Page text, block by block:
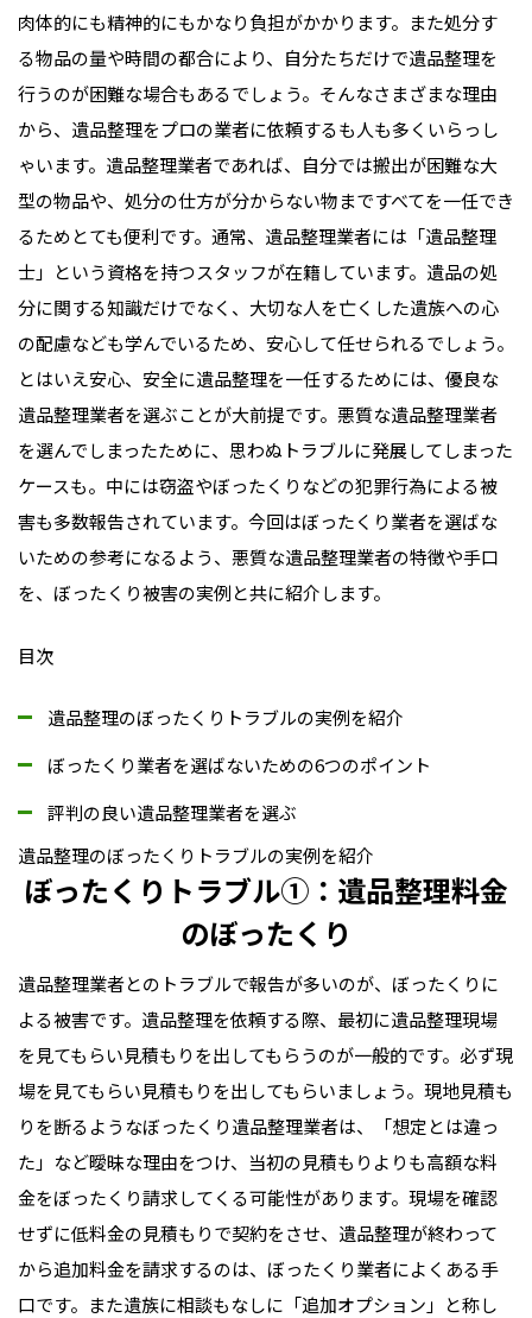
肉体的にも精神的にもかなり負担がかかります。また処分す
る物品の量や時間の都合により、自分たちだけで遺品整理を
行うのが困難な場合もあるでしょう。そんなさまざまな理由
から、遺品整理をプロの業者に依頼するも人も多くいらっし
ゃいます。遺品整理業者であれば、自分では搬出が困難な大
型の物品や、処分の仕方が分からない物まですべてを一任でき
るためとても便利です。通常、遺品整理業者には「遺品整理
士」という資格を持つスタッフが在籍しています。遺品の処
分に関する知識だけでなく、大切な人を亡くした遺族への心
の配慮なども学んでいるため、安心して任せられるでしょう。
とはいえ安心、安全に遺品整理を一任するためには、優良な
遺品整理業者を選ぶことが大前提です。悪質な遺品整理業者
を選んでしまったために、思わぬトラブルに発展してしまった
ケースも。中には窃盗やぼったくりなどの犯罪行為による被
害も多数報告されています。今回はぼったくり業者を選ばな
いための参考になるよう、悪質な遺品整理業者の特徴や手口
を、ぼったくり被害の実例と共に紹介します。
目次
遺品整理のぼったくりトラブルの実例を紹介
ぼったくり業者を選ばないための6つのポイント
評判の良い遺品整理業者を選ぶ
遺品整理のぼったくりトラブルの実例を紹介
ぼったくりトラブル①：遺品整理料金
のぼったくり
遺品整理業者とのトラブルで報告が多いのが、ぼったくりに
よる被害です。遺品整理を依頼する際、最初に遺品整理現場
を見てもらい見積もりを出してもらうのが一般的です。必ず現
場を見てもらい見積もりを出してもらいましょう。現地見積も
りを断るようなぼったくり遺品整理業者は、「想定とは違っ
た」など曖昧な理由をつけ、当初の見積もりよりも高額な料
金をぼったくり請求してくる可能性があります。現場を確認
せずに低料金の見積もりで契約をさせ、遺品整理が終わって
から追加料金を請求するのは、ぼったくり業者によくある手
口です。また遺族に相談もなしに「追加オプション」と称し